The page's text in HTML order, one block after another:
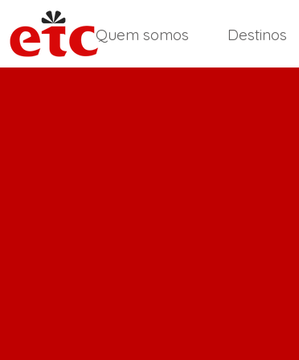
Quem somos Destinos